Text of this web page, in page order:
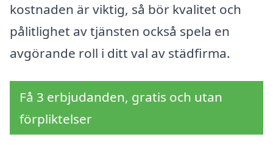
kostnaden är viktig, så bör kvalitet och
pålitlighet av tjänsten också spela en
avgörande roll i ditt val av städfirma.
Få 3 erbjudanden, gratis och utan
förpliktelser